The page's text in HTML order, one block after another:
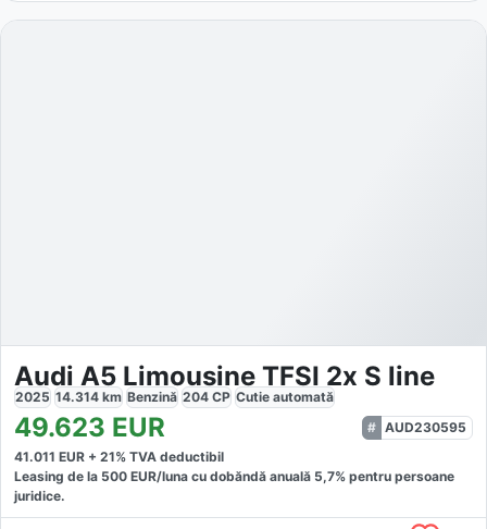
Audi A5 Limousine TFSI 2x S line
2025 14.314 km Benzină 204 CP Cutie automată
49.623 EUR
AUD230595
41.011 EUR + 21% TVA deductibil
Leasing de la 500 EUR/luna cu dobăndă anuală 5,7% pentru persoane
juridice.